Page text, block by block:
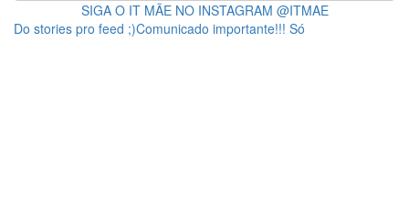
SIGA O IT MÃE NO INSTAGRAM @ITMAE
Do stories pro feed ;)Comunicado importante!!! Só